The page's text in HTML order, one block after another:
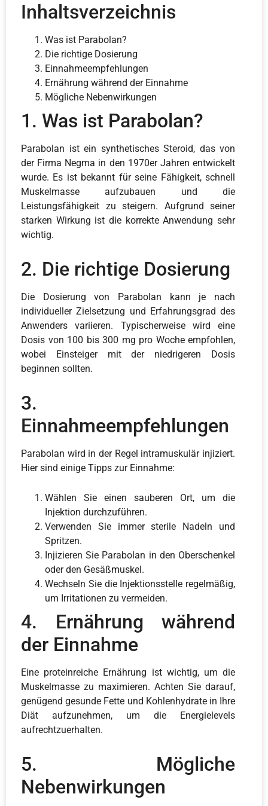
Inhaltsverzeichnis
Was ist Parabolan?
Die richtige Dosierung
Einnahmeempfehlungen
Ernährung während der Einnahme
Mögliche Nebenwirkungen
1. Was ist Parabolan?
Parabolan ist ein synthetisches Steroid, das von
der Firma Negma in den 1970er Jahren entwickelt
wurde. Es ist bekannt für seine Fähigkeit, schnell
Muskelmasse aufzubauen und die
Leistungsfähigkeit zu steigern. Aufgrund seiner
starken Wirkung ist die korrekte Anwendung sehr
wichtig.
2. Die richtige Dosierung
Die Dosierung von Parabolan kann je nach
individueller Zielsetzung und Erfahrungsgrad des
Anwenders variieren. Typischerweise wird eine
Dosis von 100 bis 300 mg pro Woche empfohlen,
wobei Einsteiger mit der niedrigeren Dosis
beginnen sollten.
3.
Einnahmeempfehlungen
Parabolan wird in der Regel intramuskulär injiziert.
Hier sind einige Tipps zur Einnahme:
Wählen Sie einen sauberen Ort, um die
Injektion durchzuführen.
Verwenden Sie immer sterile Nadeln und
Spritzen.
Injizieren Sie Parabolan in den Oberschenkel
oder den Gesäßmuskel.
Wechseln Sie die Injektionsstelle regelmäßig,
um Irritationen zu vermeiden.
4. Ernährung während
der Einnahme
Eine proteinreiche Ernährung ist wichtig, um die
Muskelmasse zu maximieren. Achten Sie darauf,
genügend gesunde Fette und Kohlenhydrate in Ihre
Diät aufzunehmen, um die Energielevels
aufrechtzuerhalten.
5. Mögliche
Nebenwirkungen